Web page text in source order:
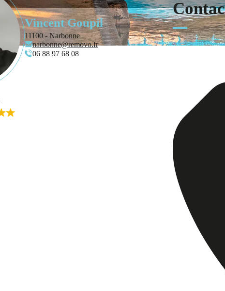
Vincent Goupil
11100 - Narbonne
narbonne@removo.fr
06 88 97 68 08